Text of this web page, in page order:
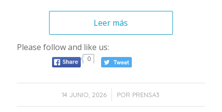
Leer más
Please follow and like us:
0
14 JUNIO, 2026
/ POR PRENSA3